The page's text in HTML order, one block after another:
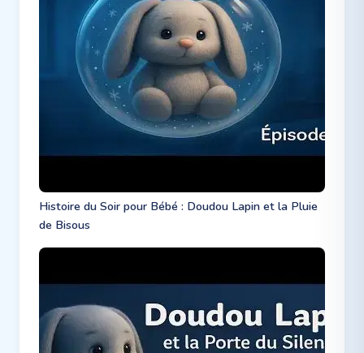
Histoire du Soir pour Bébé : Doudou Lapin et la Pluie
de Bisous ️